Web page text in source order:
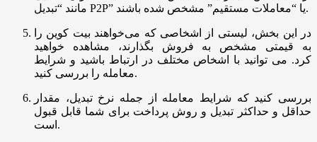
مانند “تبدیل P2P” یا “معاملات مستقیم” مشخص شده باشند.
در این بخش، لیستی از اشخاصی که می‌خواهند بیت کوین را
به قیمتی مشخص به فروش بگذارند، مشاهده خواهید
کرد. می ‌توانید با اشخاص مختلف در ارتباط باشید و شرایط
معامله را بررسی کنید.
بررسی کنید که شرایط معامله از جمله نرخ تبدیل، مقدار
حداقل و حداکثر تبدیل و روش پرداخت برای شما قابل قبول
است.